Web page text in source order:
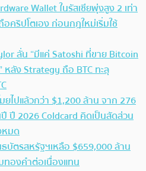
Wallet ในรัสเซียพุ่งสูง 2 เท่า
คริปโตเอง ก่อนกฎใหม่เริ่มใช้
ลั่น “มีแค่ Satoshi ที่ขาย Bitcoin
ลัง Strategy ถือ BTC ทะลุ
ยไปแล้วกว่า $1,200 ล้าน จาก 276
ปี 2026 Coldcard คิดเป็นสัดส่วน
หมด
บัตรสหรัฐฯเหลือ $659,000 ล้าน
ทองคำต่อเนื่องแทน